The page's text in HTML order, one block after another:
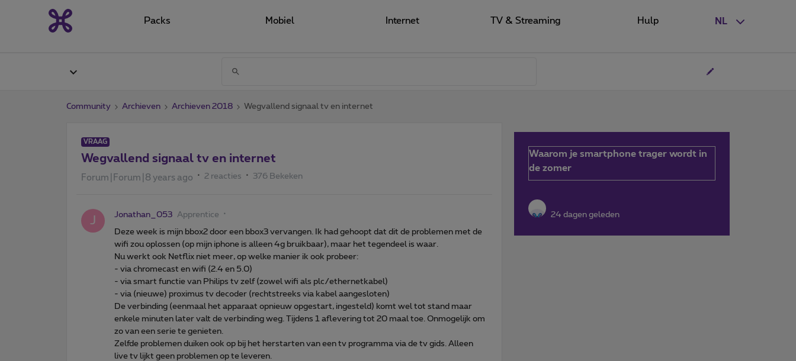
NL
Packs Mobiel Internet TV & Streaming Hulp
Community Archieven Archieven 2018 Wegvallend signaal tv en internet
VRAAG
Wegvallend signaal tv en internet
Forum|Forum|8 years ago 2 reacties 376 Bekeken
J Jonathan_053 Apprentice
Deze week is mijn bbox2 door een bbox3 vervangen. Ik had gehoopt dat dit de problemen met de
wifi zou oplossen (op mijn iphone is alleen 4g bruikbaar), maar het tegendeel is waar.
Nu werkt ook Netflix niet meer, op welke manier ik ook probeer:
- via chromecast en wifi (2.4 en 5.0)
- via smart functie van Philips tv zelf (zowel wifi als plc/ethernetkabel)
- via (nieuwe) proximus tv decoder (rechtstreeks via kabel aangesloten)
De verbinding (eenmaal het apparaat opnieuw opgestart, ingesteld) komt wel tot stand maar
enkele minuten later valt de verbinding weg. Tijdens 1 aflevering tot 20 maal toe. Onmogelijk om
zo van een serie te genieten.
Zelfde problemen duiken ook op bij het herstarten van een tv programma via de tv gids. Alleen
live tv lijkt geen problemen op te leveren.
Waarom je smartphone trager wordt in
de zomer
24 dagen geleden